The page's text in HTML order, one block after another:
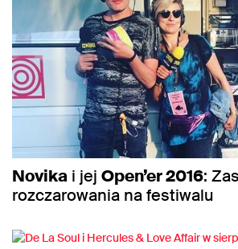
Novika i jej Open’er 2016:
rozczarowania na festiwalu